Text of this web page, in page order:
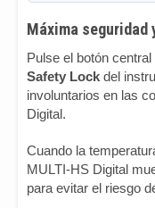
Máxima seguridad
Pulse el botón
Safety Lock del
involuntarios en las
Digital.
Cuando la
MULTI-HS Digital
para evitar el riesgo